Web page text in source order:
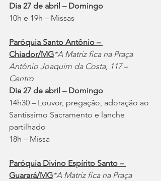
Dia 27 de abril – Domingo
10h e 19h – Missas
Paróquia Santo Antônio –
Chiador/MG*A Matriz fica na Praça
Antônio Joaquim da Costa, 117 –
Centro
Dia 27 de abril – Domingo
14h30 – Louvor, pregação, adoração ao
Santíssimo Sacramento e lanche
partilhado
18h – Missa
Paróquia Divino Espírito Santo –
Guarará/MG*A Matriz fica na Praça